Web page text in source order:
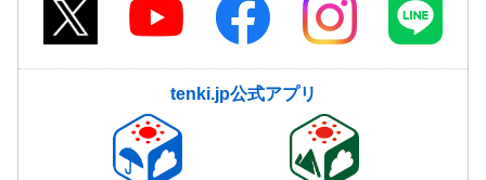
tenki.jp公式アプリ